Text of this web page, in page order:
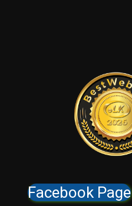
Facebook Page